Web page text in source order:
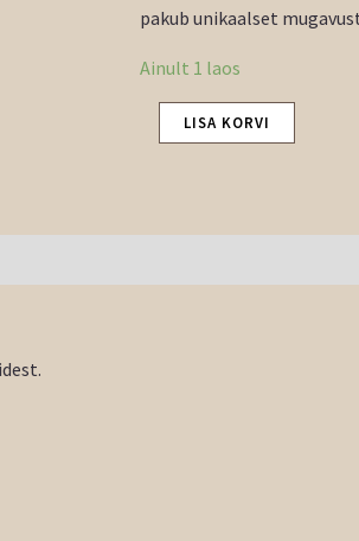
pakub unikaalset
Ainult 1 laos
LISA KORVI